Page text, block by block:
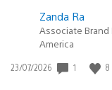
Zanda Ra
Associate Brand
America
Fecha
23/07/2026 1 8